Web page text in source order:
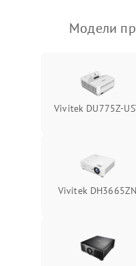
Модели
Vivitek DU775Z-
Vivitek DH3665ZN